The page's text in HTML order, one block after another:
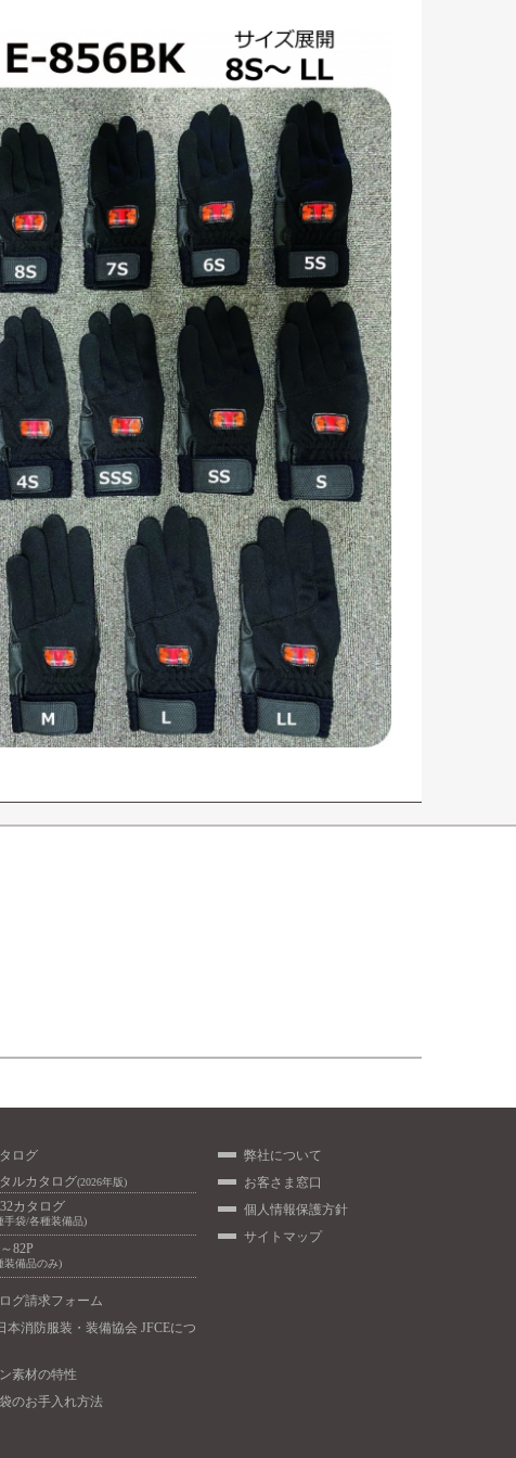
ログ
ルカタログ(2026年版)
カタログ
手袋/各種装備品)
82P
装備品のみ)
グ請求フォーム
本消防服装・装備協会 JFCEにつ
素材の特性
のお手入れ方法
弊社について
お客さま窓口
個人情報保護方針
サイトマップ